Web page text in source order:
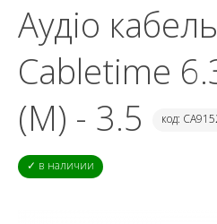
Аудіо кабель
Cabletime
(M) - 3.5
код:
✓ в наличии